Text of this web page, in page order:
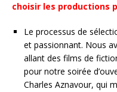
choisir les productions
Le processus de
et passionnant. Nous
allant des films de
pour notre soirée
Charles Aznavour, qui